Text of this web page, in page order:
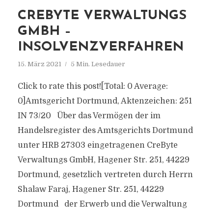
CREBYTE VERWALTUNGS
GMBH –
INSOLVENZVERFAHREN
15. März 2021 5 Min. Lesedauer
Click to rate this post![Total: 0 Average:
0]Amtsgericht Dortmund, Aktenzeichen: 251
IN 73/20 Über das Vermögen der im
Handelsregister des Amtsgerichts Dortmund
unter HRB 27303 eingetragenen CreByte
Verwaltungs GmbH, Hagener Str. 251, 44229
Dortmund, gesetzlich vertreten durch Herrn
Shalaw Faraj, Hagener Str. 251, 44229
Dortmund der Erwerb und die Verwaltung